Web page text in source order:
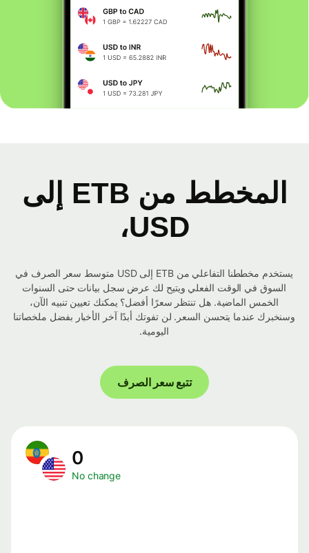
المخطط من ETB إلى
USD،
يستخدم مخططنا التفاعلي من ETB إلى USD متوسط ​​سعر الصرف في
السوق في الوقت الفعلي ويتيح لك عرض سجل بيانات حتى السنوات
الخمس الماضية. هل تنتظر سعرًا أفضل؟ يمكنك تعيين تنبيه الآن،
وسنخبرك عندما يتحسن السعر. لن تفوتك أبدًا آخر الأخبار بفضل ملخصاتنا
اليومية.
تتبع سعر الصرف
No change